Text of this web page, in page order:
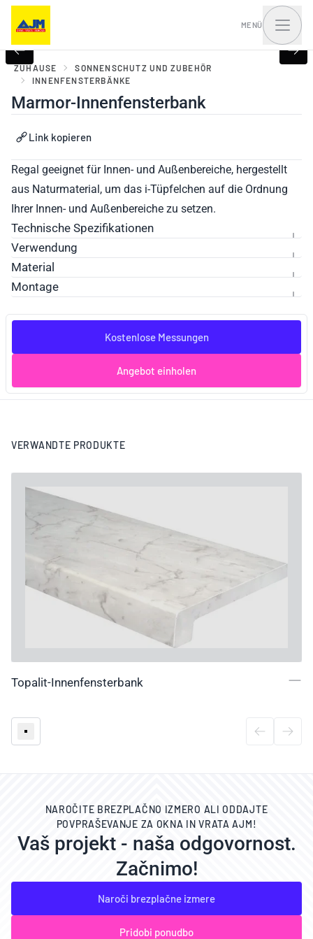
MENÜ
Fenster, Balkontüren
und Schiebesysteme
Haustüren und Portale
ZUHAUSE
SONNENSCHUTZ UND ZUBEHÖR
INNENFENSTERBÄNKE
Marmor-Innenfensterbank
Link kopieren
Regal geeignet für Innen- und Außenbereiche, hergestellt
aus Naturmaterial, um das i-Tüpfelchen auf die Ordnung
Ihrer Innen- und Außenbereiche zu setzen.
Technische Spezifikationen
Verwendung
Material
Montage
Kostenlose Messungen
Angebot einholen
VERWANDTE PRODUKTE
Topalit-Innenfensterbank
NAROČITE BREZPLAČNO IZMERO ALI ODDAJTE
POVPRAŠEVANJE ZA OKNA IN VRATA AJM!
Vaš projekt - naša odgovornost.
Začnimo!
Naroči brezplačne izmere
Pridobi ponudbo